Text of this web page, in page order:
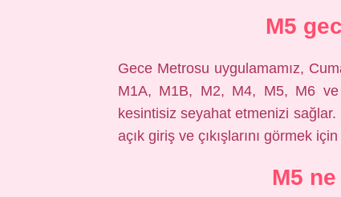
M5
Gece Metrosu uygulamamız,
M1A, M1B, M2, M4, M5, M6 ve
kesintisiz seyahat etmenizi sağlar.
açık giriş ve çıkışlarını görmek
M5